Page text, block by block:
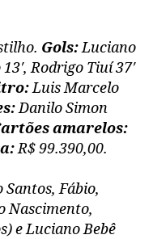
Gols:Luciano
Rodrigo Tiuí 37′
Luis Marcelo
Danilo Simon
amarelos:
R$ 99.390,00.
Fábio,
Nascimento,
e Luciano Bebê